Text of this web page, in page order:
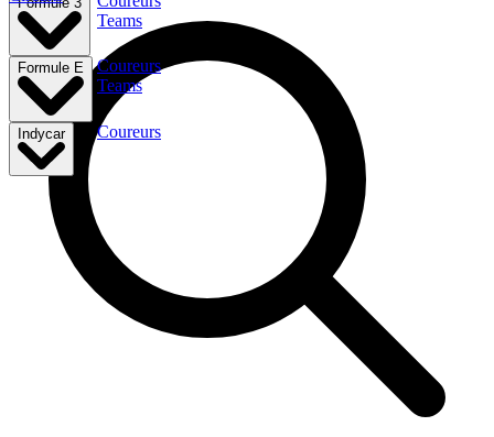
Teams
Formule E
Coureurs
Teams
Indycar Coureurs